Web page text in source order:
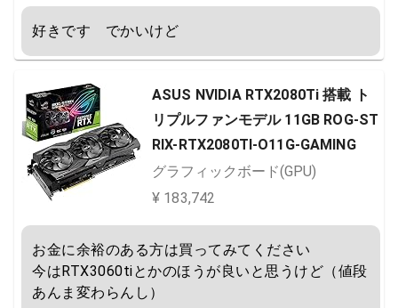
好きです　でかいけど
ASUS NVIDIA RTX2080Ti 搭載 ト
リプルファンモデル 11GB ROG-ST
RIX-RTX2080TI-O11G-GAMING
グラフィックボード(GPU)
¥ 183,742
お金に余裕のある方は買ってみてください
今はRTX3060tiとかのほうが良いと思うけど（値段
あんま変わらんし）